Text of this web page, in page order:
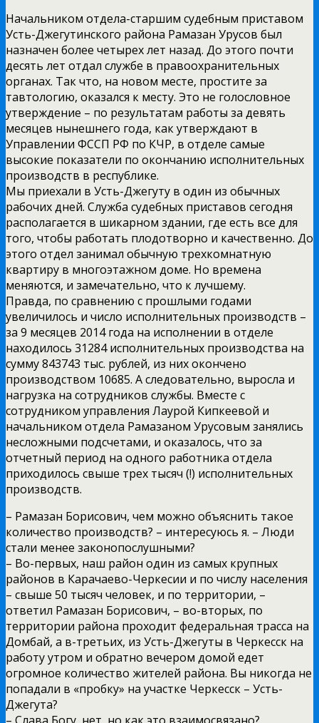
Начальником отдела-старшим судебным приставом
Усть-Джегутинского района Рамазан Урусов был
назначен более четырех лет назад. До этого почти
десять лет отдал службе в правоохранительных
органах. Так что, на новом месте, простите за
тавтологию, оказался к месту. Это не голословное
утверждение – по результатам работы за девять
месяцев нынешнего года, как утверждают в
Управлении ФССП РФ по КЧР, в отделе самые
высокие показатели по окончанию исполнительных
производств в республике.
Мы приехали в Усть-Джегуту в один из обычных
рабочих дней. Служба судебных приставов сегодня
располагается в шикарном здании, где есть все для
того, чтобы работать плодотворно и качественно. До
этого отдел занимал обычную трехкомнатную
квартиру в многоэтажном доме. Но времена
меняются, и замечательно, что к лучшему.
Правда, по сравнению с прошлыми годами
увеличилось и число исполнительных производств –
за 9 месяцев 2014 года на исполнении в отделе
находилось 31284 исполнительных производства на
сумму 843743 тыс. рублей, из них окончено
производством 10685. А следовательно, выросла и
нагрузка на сотрудников службы. Вместе с
сотрудником управления Лаурой Кипкеевой и
начальником отдела Рамазаном Урусовым занялись
несложными подсчетами, и оказалось, что за
отчетный период на одного работника отдела
приходилось свыше трех тысяч (!) исполнительных
производств.
– Рамазан Борисович, чем можно объяснить такое
количество производств? – интересуюсь я. – Люди
стали менее законопослушными?
– Во-первых, наш район один из самых крупных
районов в Карачаево-Черкесии и по числу населения
– свыше 50 тысяч человек, и по территории, –
ответил Рамазан Борисович, – во-вторых, по
территории района проходит федеральная трасса на
Домбай, а в-третьих, из Усть-Джегуты в Черкесск на
работу утром и обратно вечером домой едет
огромное количество жителей района. Вы никогда не
попадали в «пробку» на участке Черкесск – Усть-
Джегута?